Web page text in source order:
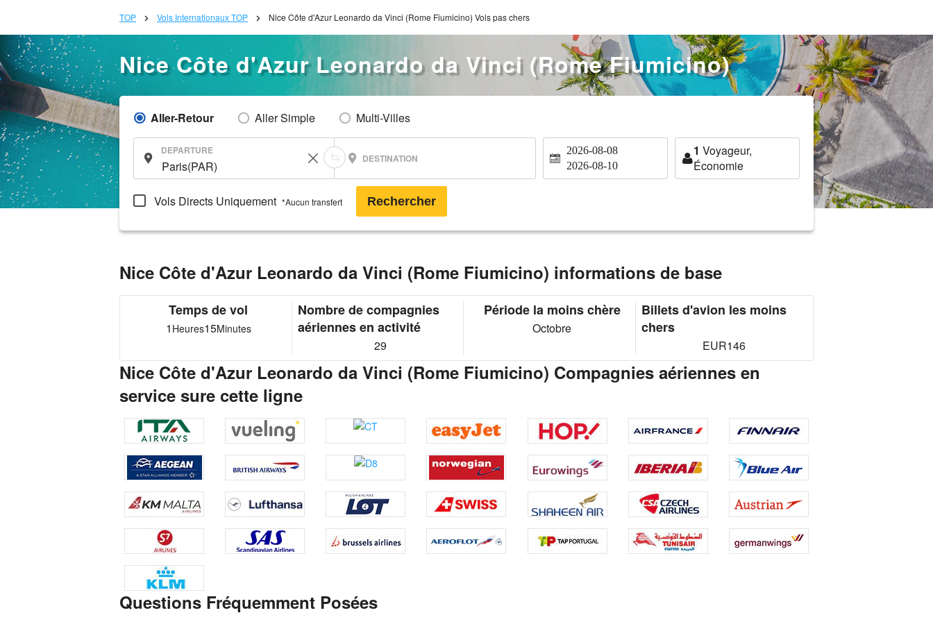
TOP Vols Internationaux TOP Nice Côte d'Azur Leonardo da Vinci (Rome Fiumicino) Vols pas chers
Nice Côte d'Azur Leonardo da Vinci (Rome Fiumicino)
Aller-Retour Aller Simple Multi-Villes
DEPARTURE
DESTINATION
2026-08-08
2026-08-10
1 Voyageur,
Économie
Vols Directs Uniquement *Aucun transfert Rechercher
Nice Côte d'Azur Leonardo da Vinci (Rome Fiumicino) informations de base
Temps de vol
1 Heures15Minutes
Nombre de compagnies
aériennes en activité
29
Période la moins chère
Octobre
Billets d'avion les moins
chers
EUR146
Nice Côte d'Azur Leonardo da Vinci (Rome Fiumicino) Compagnies aériennes en
service sure cette ligne
Questions Fréquemment Posées